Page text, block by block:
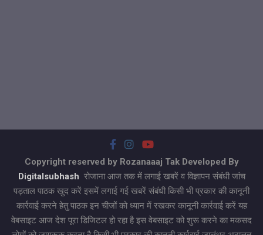
Copyright reserved by Rozanaaaj Tak Developed By
Digitalsubhash रोजाना आज तक में लगाई खबरें व विज्ञापन संबंधी जांच
पड़ताल पाठक खुद करें इसमें लगाई गई खबरें संबंधी किसी भी प्रकार की कानूनी
कार्रवाई करने हेतु पाठक इन चीजों को ध्यान में रखकर कानूनी कार्रवाई करें यह
वेबसाइट आज देश पूरा डिजिटल हो रहा है इस वेबसाइट को शुरू करने का मकसद